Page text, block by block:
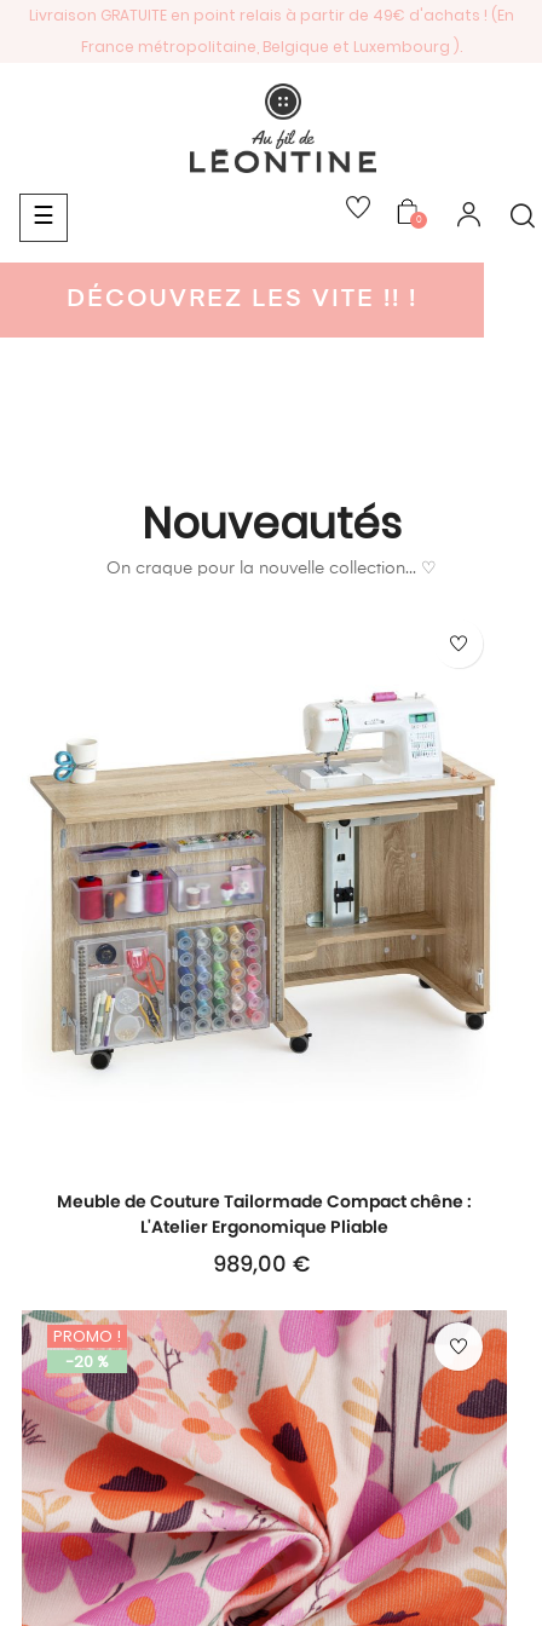
Livraison GRATUITE en point relais à partir de 49€ d'achats ! (En
France métropolitaine, Belgique et Luxembourg ).
Basculer
la
navigation
☰ 0
JE FONCE !!
DÉCOUVREZ LES VITE !! !
Nouveautés
On craque pour la nouvelle collection... ♡
Meuble de Couture Tailormade Compact chêne :
L'Atelier Ergonomique Pliable
Prix
989,00 €
PROMO !
-20 %